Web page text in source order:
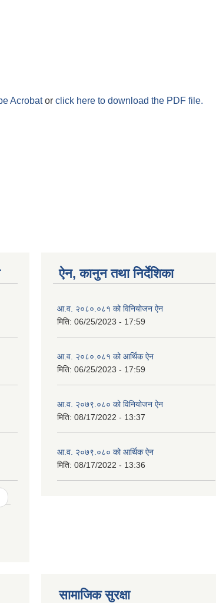
Acrobator click here to download the PDF file.
ऐन, कानुन तथा निर्देशिका
आ.व. २०८०.०८१ को विनियोजन ऐन
मिति: 06/25/2023 - 17:59
आ.व. २०८०.०८१ को आर्थिक ऐन
मिति: 06/25/2023 - 17:59
आ.व. २०७९.०८० को विनियोजन ऐन
मिति: 08/17/2022 - 13:37
आ.व. २०७९.०८० को आर्थिक ऐन
मिति: 08/17/2022 - 13:36
सामाजिक सुरक्षा